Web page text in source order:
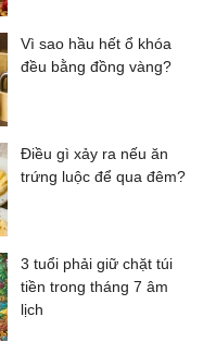
Vì sao hầu hết ổ khóa
đều bằng đồng vàng?
Điều gì xảy ra nếu ăn
trứng luộc để qua đêm?
3 tuổi phải giữ chặt túi
tiền trong tháng 7 âm
lịch